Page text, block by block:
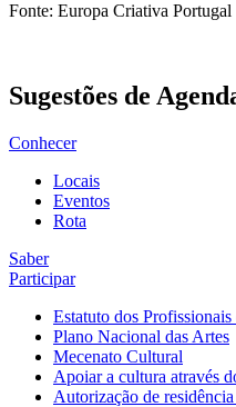
Fonte: Europa Criativa Portugal
Sugestões de
Conhecer
Locais
Eventos
Rota
Saber
Participar
Estatuto dos
Plano Nacional das Artes
Mecenato Cultural
Apoiar a cultura através
Autorização de